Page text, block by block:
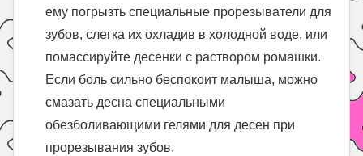
ему погрызть специальные прорезыватели для
зубов, слегка их охладив в холодной воде, или
помассируйте десенки с раствором ромашки.
Если боль сильно беспокоит малыша, можно
смазать десна специальными
обезболивающими гелями для десен при
прорезывания зубов.